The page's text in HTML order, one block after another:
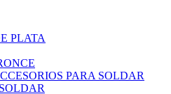
PLATA
PARA SOLDAR